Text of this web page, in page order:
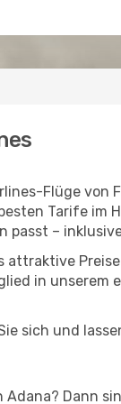
Flüge
Tarife
passt –
attraktive
in
sich und
Dann